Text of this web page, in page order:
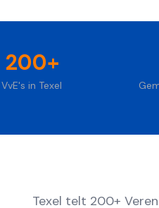
200+
VvE's in Texel
Texel telt 200+